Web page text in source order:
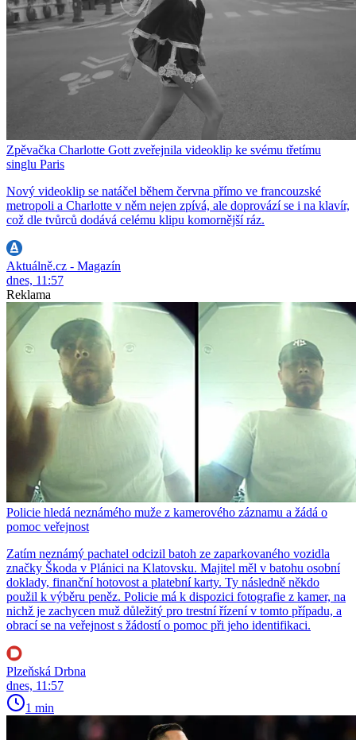
Zpěvačka Charlotte Gott zveřejnila videoklip ke svému třetímu
singlu Paris
Nový videoklip se natáčel během června přímo ve francouzské
metropoli a Charlotte v něm nejen zpívá, ale doprovází se i na klavír,
což dle tvůrců dodává celému klipu komornější ráz.
Aktuálně.cz - Magazín
dnes, 11:57
Reklama
Policie hledá neznámého muže z kamerového záznamu a žádá o
pomoc veřejnost
Zatím neznámý pachatel odcizil batoh ze zaparkovaného vozidla
značky Škoda v Plánici na Klatovsku. Majitel měl v batohu osobní
doklady, finanční hotovost a platební karty. Ty následně někdo
použil k výběru peněz. Policie má k dispozici fotografie z kamer, na
nichž je zachycen muž důležitý pro trestní řízení v tomto případu, a
obrací se na veřejnost s žádostí o pomoc při jeho identifikaci.
Plzeňská Drbna
dnes, 11:57
1 min